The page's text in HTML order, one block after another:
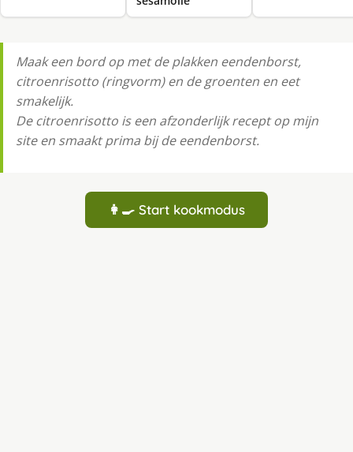
Maak een bord op met de plakken eendenborst,
citroenrisotto (ringvorm) en de groenten en eet
smakelijk.
De citroenrisotto is een afzonderlijk recept op mijn
site en smaakt prima bij de eendenborst.
👩‍🍳 Start kookmodus